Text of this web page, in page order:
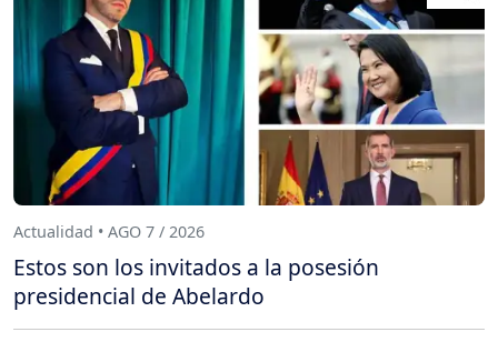
Actualidad • AGO 7 / 2026
Estos son los invitados a la posesión
presidencial de Abelardo